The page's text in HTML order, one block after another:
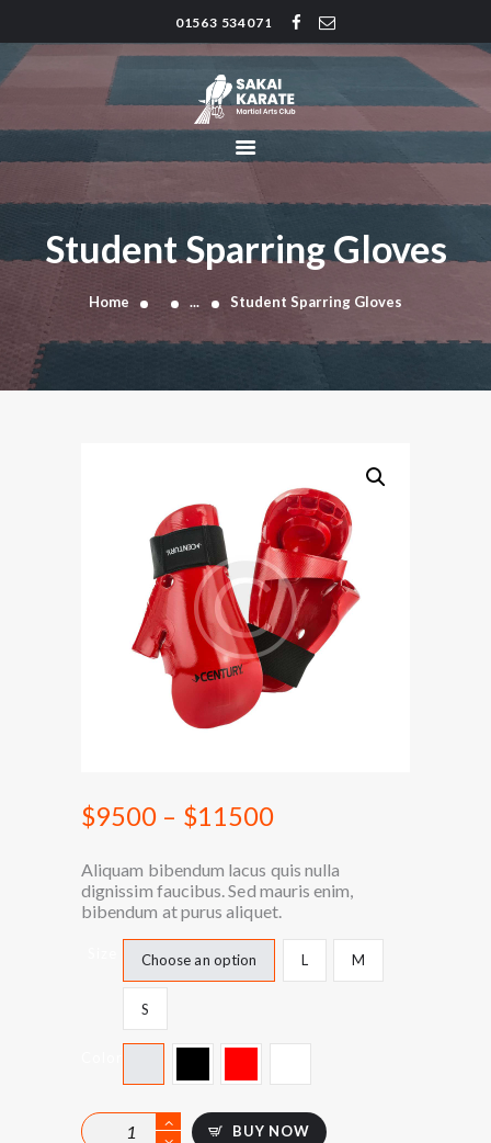
01563 534071
Student Sparring Gloves
Home ... Student Sparring Gloves
SAKAI KARATE CLUB
HOME
CLUB HISTORY
CLASS TIMES
BLOG
TRADITIONS
FAQ’S
$9500 – $11500
Aliquam bibendum lacus quis nulla
dignissim faucibus. Sed mauris enim,
bibendum at purus aliquet.
Choose an option L M
S
Student
BUY NOW